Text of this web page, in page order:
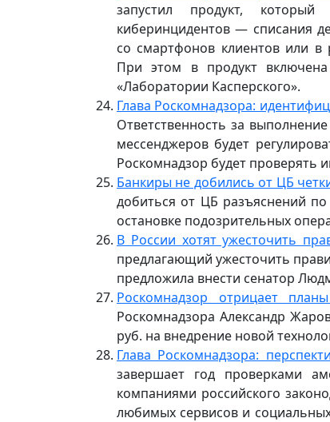
запустил продукт,
киберинцидентов — списания
со смартфонов клиентов или в
При этом в продукт
«Лаборатории Касперского».
Глава Роскомнадзора:
Ответственность за
мессенджеров будет
Роскомнадзор будет проверять
Банкиры не добились от ЦБ
добиться от ЦБ разъяснений
остановке подозрительных
В России хотят ужесточить
предлагающий ужесточить
предложила внести сенатор
Роскомнадзор отрицает
Роскомнадзора Александр
руб. на внедрение новой
Глава Роскомнадзора:
завершает год проверками
компаниями российского
любимых сервисов и